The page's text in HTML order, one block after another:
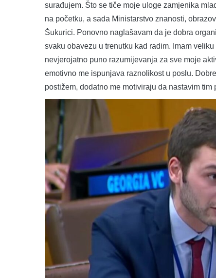
surađujem. Što se tiče moje uloge zamjenika
na početku, a sada Ministarstvo znanosti,
Šukurici. Ponovno naglašavam da je dobra
svaku obavezu u trenutku kad radim. Imam
nevjerojatno puno razumijevanja za sve moje
emotivno me ispunjava raznolikost u poslu.
postižem, dodatno me motiviraju da nastavim tim